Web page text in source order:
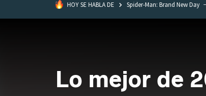
HOY SE HABLA DE Spider-Man: Brand New Day
Lo mejor de